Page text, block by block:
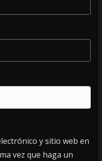
y sitio web en
vez que haga un